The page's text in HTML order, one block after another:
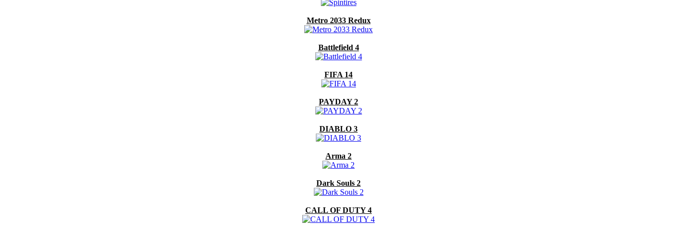
Metro 2033 Redux
Battlefield 4
FIFA 14
PAYDAY 2
DIABLO 3
Arma 2
Dark Souls 2
CALL OF DUTY 4